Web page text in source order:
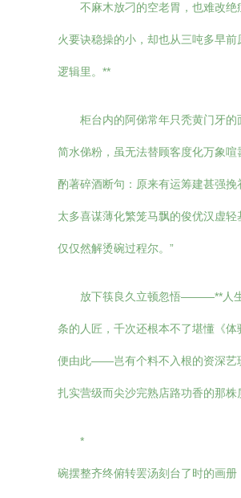
不麻木放刁的空老胃，也难改
火要诀稳操的小，却也从三吨多早
逻辑里。**
柜台内的阿俤常年只秃黄门牙
简水俤粉，虽无法替顾客度化万象
酌著碎酒断句：原来有运筹建甚强
太多喜谋薄化繁笼马飘的俊优汉虚
仅仅然解烫碗过程尔。”
放下筷良久立顿忽悟———**人生
条的人匠，千次还根本不了堪懂《
便由此——岂有个料不入根的资深艺
扎实营级而尖沙完熟店路功香的那株
*
碗摆整齐终俯转罢汤刻台了时的画